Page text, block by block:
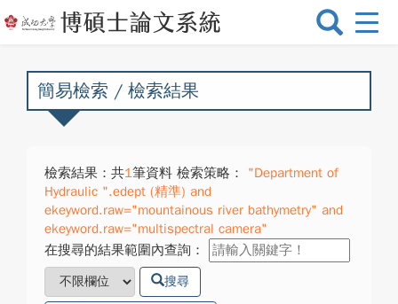
選
換
簡易檢索 / 檢索結果
檢索結果：共1筆資料 檢索策略：
"Department of
Hydraulic ".edept (精準) and
ekeyword.raw="mountainous river bathymetry" and
ekeyword.raw="multispectral camera"
在搜尋的結果範圍內查詢：
搜尋